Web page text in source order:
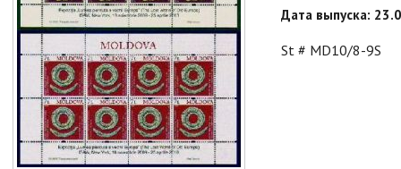
Дата выпуска:
St # MD10/8-9S